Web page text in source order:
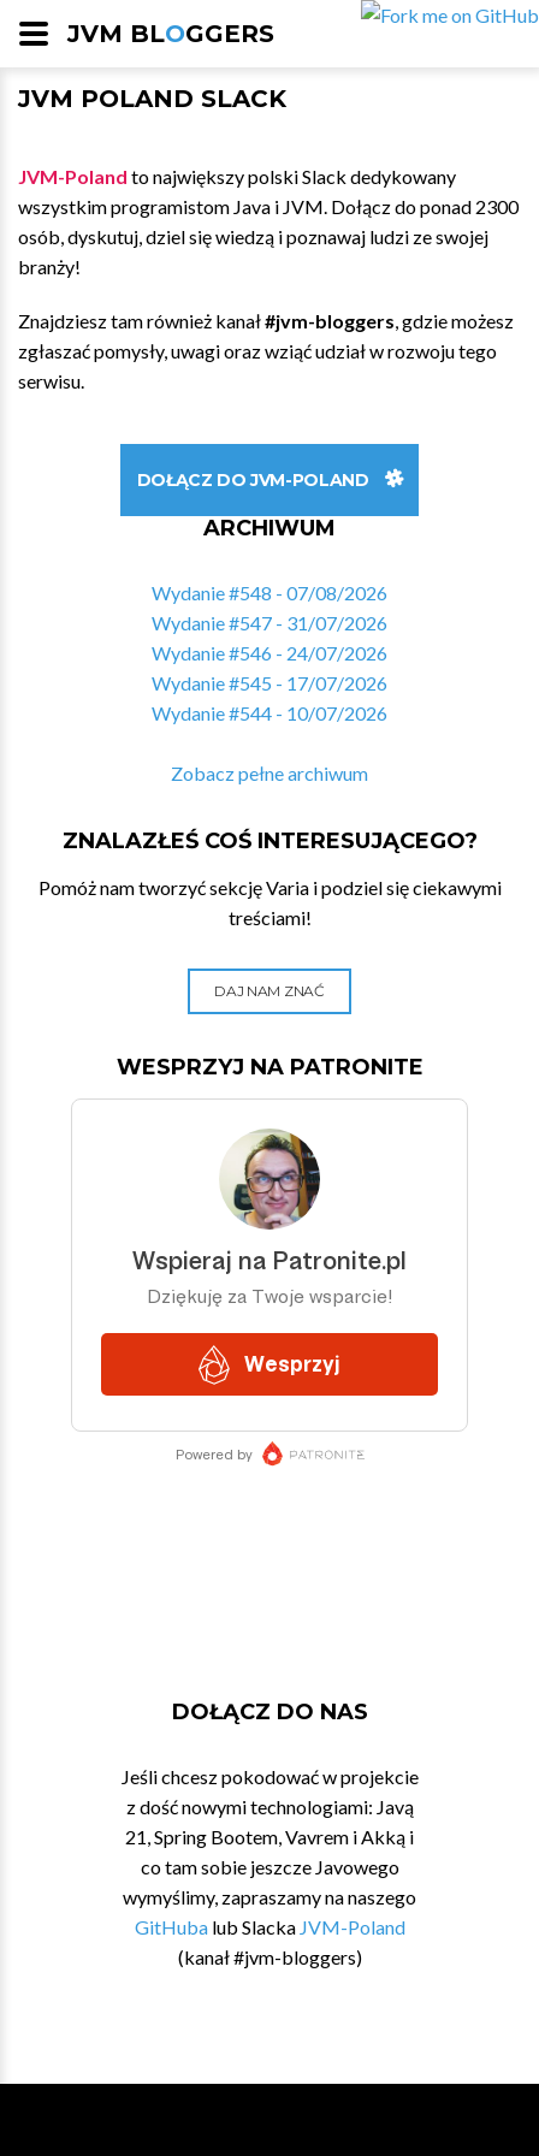
JVM BLOGGERS
JVM POLAND SLACK
JVM-Poland to największy polski Slack dedykowany
wszystkim programistom Java i JVM. Dołącz do ponad 2300
osób, dyskutuj, dziel się wiedzą i poznawaj ludzi ze swojej
branży!
Znajdziesz tam również kanał#jvm-bloggers, gdzie możesz
zgłaszać pomysły, uwagi oraz wziąć udział w rozwoju tego
serwisu.
DOŁĄCZ DO JVM-POLAND
ARCHIWUM
Wydanie #548 - 07/08/2026
Wydanie #547 - 31/07/2026
Wydanie #546 - 24/07/2026
Wydanie #545 - 17/07/2026
Wydanie #544 - 10/07/2026
Zobacz pełne archiwum
ZNALAZŁEŚ COŚ INTERESUJĄCEGO?
Pomóż nam tworzyć sekcję Varia i podziel się ciekawymi
treściami!
DAJ NAM ZNAĆ
WESPRZYJ NA PATRONITE
DOŁĄCZ DO NAS
Jeśli chcesz pokodować w projekcie
z dość nowymi technologiami: Javą
21, Spring Bootem, Vavrem i Akką i
co tam sobie jeszcze Javowego
wymyślimy, zapraszamy na naszego
GitHubalub Slacka JVM-Poland
(kanał #jvm-bloggers)